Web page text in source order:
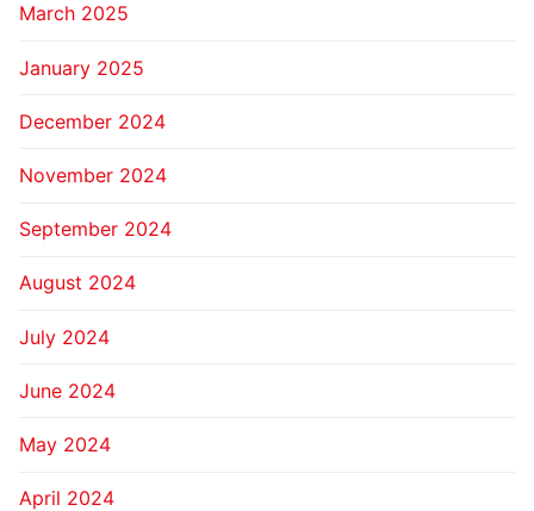
March 2025
January 2025
December 2024
November 2024
September 2024
August 2024
July 2024
June 2024
May 2024
April 2024